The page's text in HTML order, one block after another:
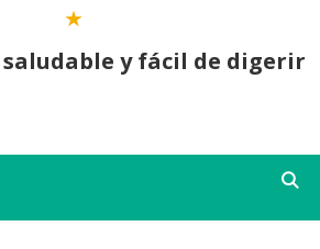
y fácil de digerir